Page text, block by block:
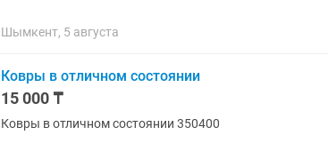
Шымкент, 5 августа
Ковры в отличном состоянии
15 000 ₸
Ковры в отличном состоянии 350400